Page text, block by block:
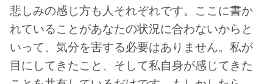
悲しみの感じ方も人それぞれです。ここに書か
れていることがあなたの状況に合わないからと
いって、気分を害する必要はありません。私が
目にしてきたこと、そして私自身が感じてきた